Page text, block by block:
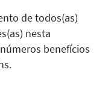
de todos(as)
nesta
benefícios